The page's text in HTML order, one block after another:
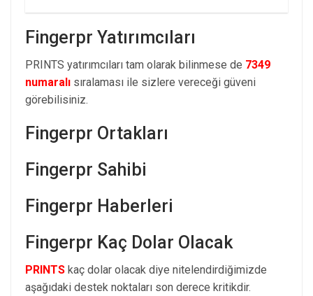
Fingerpr Yatırımcıları
PRINTS yatırımcıları tam olarak bilinmese de 7349
numaralı sıralaması ile sizlere vereceği güveni
görebilisiniz.
Fingerpr Ortakları
Fingerpr Sahibi
Fingerpr Haberleri
Fingerpr Kaç Dolar Olacak
PRINTS kaç dolar olacak diye nitelendirdiğimizde
aşağıdaki destek noktaları son derece kritikdir.